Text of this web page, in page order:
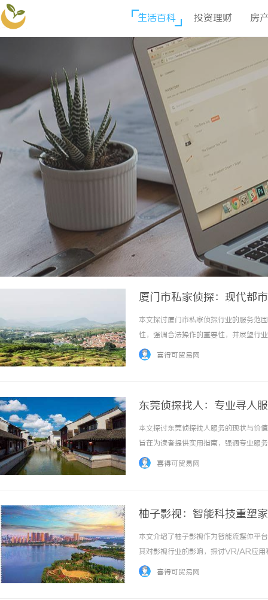
生活百科 投资理财 房
厦门市私家侦探：现代都
本文探讨厦门市私家侦探行业的服务范
性，强调合法操作的重要性，并展望行
喜得可贸易网
东莞侦探找人：专业寻人
本文探讨东莞侦探找人服务的现状与价
旨在为读者提供实用指南，强调专业服
喜得可贸易网
柚子影视：智能科技重塑
本文介绍了柚子影视作为智能流媒体平
其对影视行业的影响，探讨VR/AR应用
的观影选择。 ...……
喜得可贸易网